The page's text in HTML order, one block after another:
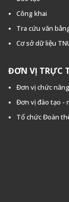
Công khai
Tra cứu văn
Cơ sở dữ liệu
ĐƠN VỊ TRỰC
Đơn vị chức năng
Đơn vị đào tạo -
Tổ chức Đoàn